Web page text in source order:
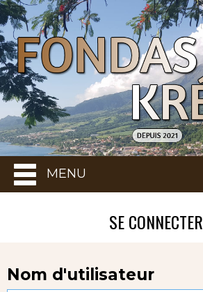
MENU
SE CONNECTER
Nom d'utilisateur